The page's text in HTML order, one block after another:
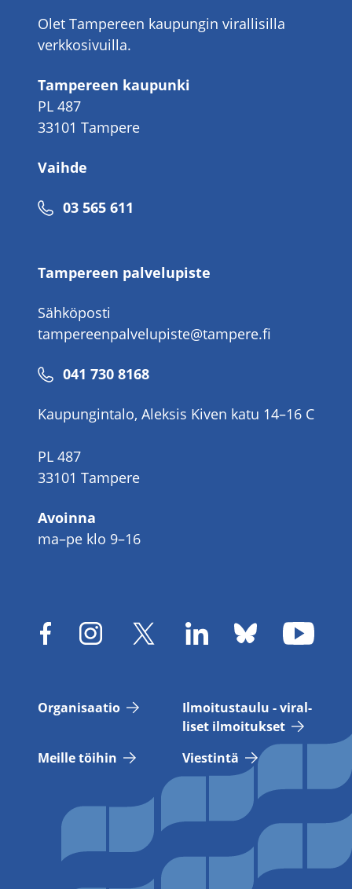
Olet Tampereen kaupungin virallisilla
verkkosivuilla.
Tampereen kaupunki
PL 487
33101 Tampere
Vaihde
Puhelinnumero
03 565 611
Tampereen palvelupiste
Sähköposti
tampereenpalvelupiste@tampere.fi
Puhelinnumero
041 730 8168
Kaupungintalo, Aleksis Kiven katu 14–16 C
PL 487
33101 Tampere
Avoinna
ma–pe klo 9–16
Or­ga­ni­saa­tio
Il­moi­tus­tau­lu - vi­ral­
li­set il­moi­tuk­set
Meil­le töi­hin
Vies­tin­tä